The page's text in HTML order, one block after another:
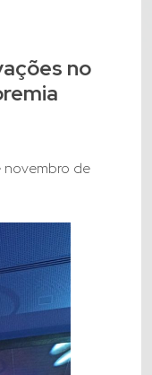
no
novembro de